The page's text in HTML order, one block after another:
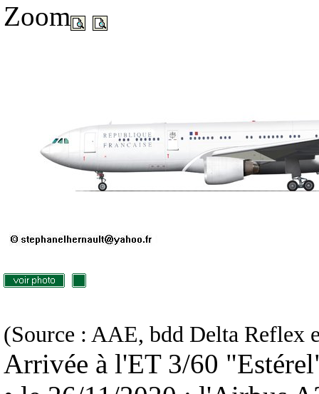
Zoom
(Source : AAE, bdd Delta Reflex
Arrivée à l'ET 3/60